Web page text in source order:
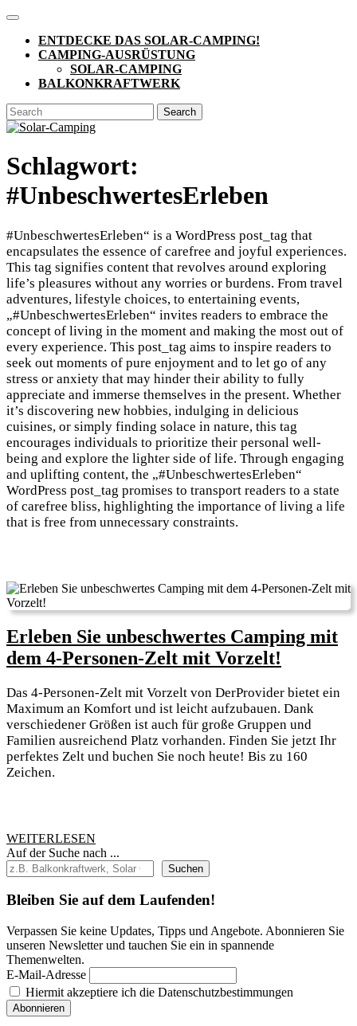
Skip
content
Open
ButtonENTDECKE DAS SOLAR-CAMPING!
CAMPING-AUSRÜSTUNG
SOLAR-CAMPING
BALKONKRAFTWERK
CLOSE
BUTTON
Search
for:
Schlagwort:
#UnbeschwertesErleben
#UnbeschwertesErleben“ is a WordPress post_tag that
encapsulates the essence of carefree and joyful experiences.
This tag signifies content that revolves around exploring
life’s pleasures without any worries or burdens. From travel
adventures, lifestyle choices, to entertaining events,
„#UnbeschwertesErleben“ invites readers to embrace the
concept of living in the moment and making the most out of
every experience. This post_tag aims to inspire readers to
seek out moments of pure enjoyment and to let go of any
stress or anxiety that may hinder their ability to fully
appreciate and immerse themselves in the present. Whether
it’s discovering new hobbies, indulging in delicious
cuisines, or simply finding solace in nature, this tag
encourages individuals to prioritize their personal well-
being and explore the lighter side of life. Through engaging
and uplifting content, the „#UnbeschwertesErleben“
WordPress post_tag promises to transport readers to a state
of carefree bliss, highlighting the importance of living a life
that is free from unnecessary constraints.
Erleben Sie unbeschwertes Camping mit
dem 4-Personen-Zelt mit Vorzelt!
Camping
mit
dem
Das 4-Personen-Zelt mit Vorzelt von DerProvider bietet ein
Maximum an Komfort und ist leicht aufzubauen. Dank
verschiedener Größen ist auch für große Gruppen und
Familien ausreichend Platz vorhanden. Finden Sie jetzt Ihr
perfektes Zelt und buchen Sie noch heute! Bis zu 160
Zeichen.
WEITERLESEN
Auf der Suche nach ...
Suchen
Bleiben Sie auf dem Laufenden!
Verpassen Sie keine Updates, Tipps und Angebote. Abonnieren Sie
unseren Newsletter und tauchen Sie ein in spannende
Themenwelten.
E-Mail-Adresse
Hiermit akzeptiere ich die Datenschutzbestimmungen